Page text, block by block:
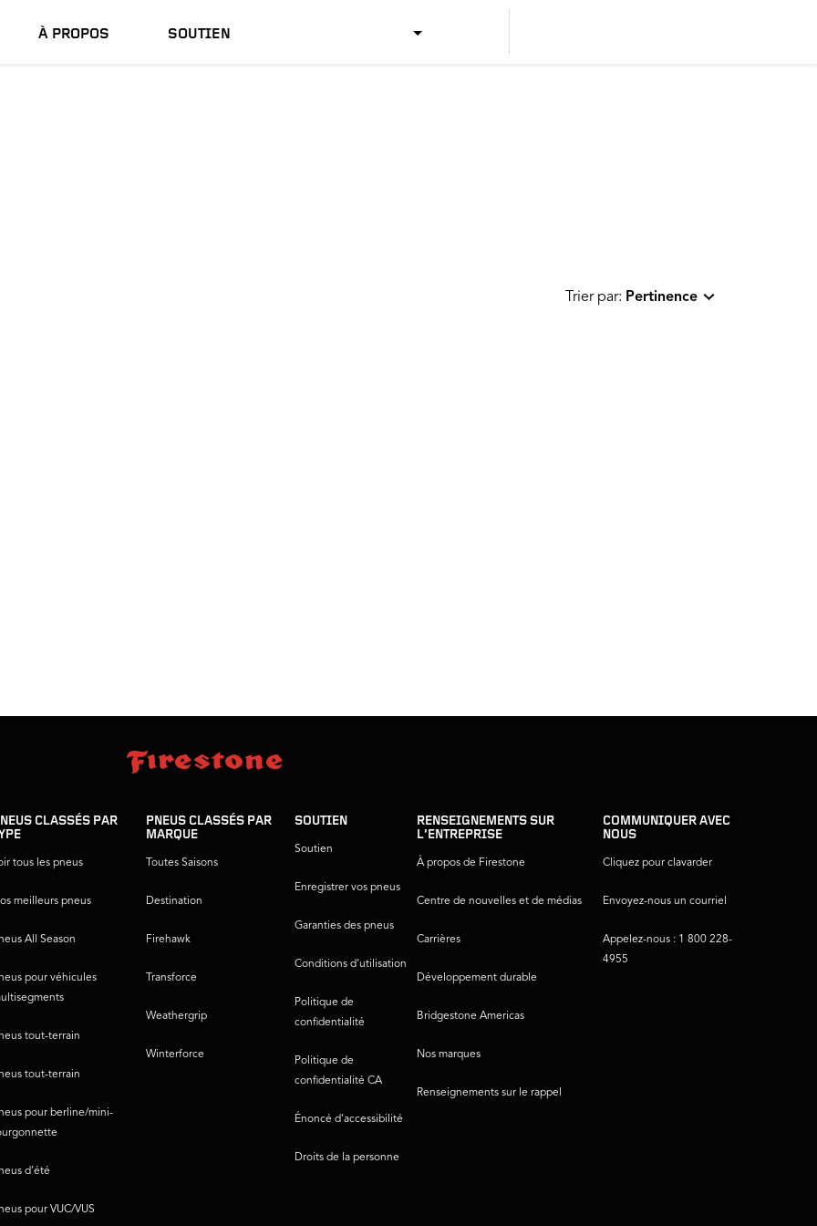
À PROPOS SOUTIEN
Trier par: Pertinence
CLASSÉS PAR
tous les pneus
meilleurs pneus
All Season
pour véhicules
tout-terrain
tout-terrain
pour berline/mini-
d’été
pour VUC/VUS
PNEUS CLASSÉS PAR
MARQUE
Toutes Saisons
Destination
Firehawk
Transforce
Weathergrip
Winterforce
SOUTIEN
Soutien
Enregistrer vos pneus
Garanties des pneus
Conditions d’utilisation
Politique de
confidentialité
Politique de
confidentialité CA
Énoncé d’accessibilité
Droits de la personne
RENSEIGNEMENTS SUR
L’ENTREPRISE
À propos de Firestone
Centre de nouvelles et de médias
Carrières
Développement durable
Bridgestone Americas
Nos marques
Renseignements sur le rappel
COMMUNIQUER AVEC
NOUS
Cliquez pour clavarder
Envoyez-nous un courriel
Appelez-nous : 1 800 228-
4955